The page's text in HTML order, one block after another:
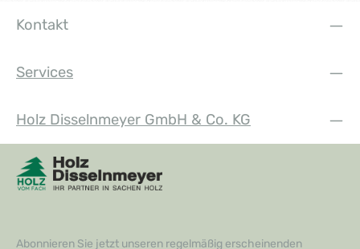
Kontakt
Services
Holz Disselnmeyer GmbH & Co. KG
Abonnieren Sie jetzt unseren regelmäßig erscheinenden